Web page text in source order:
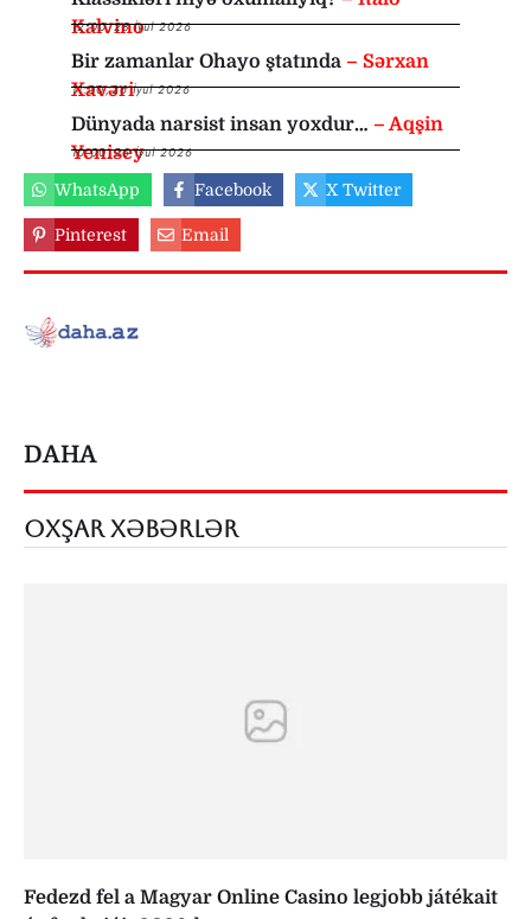
Kalvino
12:00,28 İyul 2026
Bir zamanlar Ohayo ştatında – Sərxan
Xavəri
11:00,26 İyul 2026
Dünyada narsist insan yoxdur… – Aqşin
Yenisey
10:00,26 İyul 2026
WhatsApp Facebook X Twitter
Pinterest Email
DAHA
OXŞAR XƏBƏRLƏR
Fedezd fel a Magyar Online Casino legjobb játékait